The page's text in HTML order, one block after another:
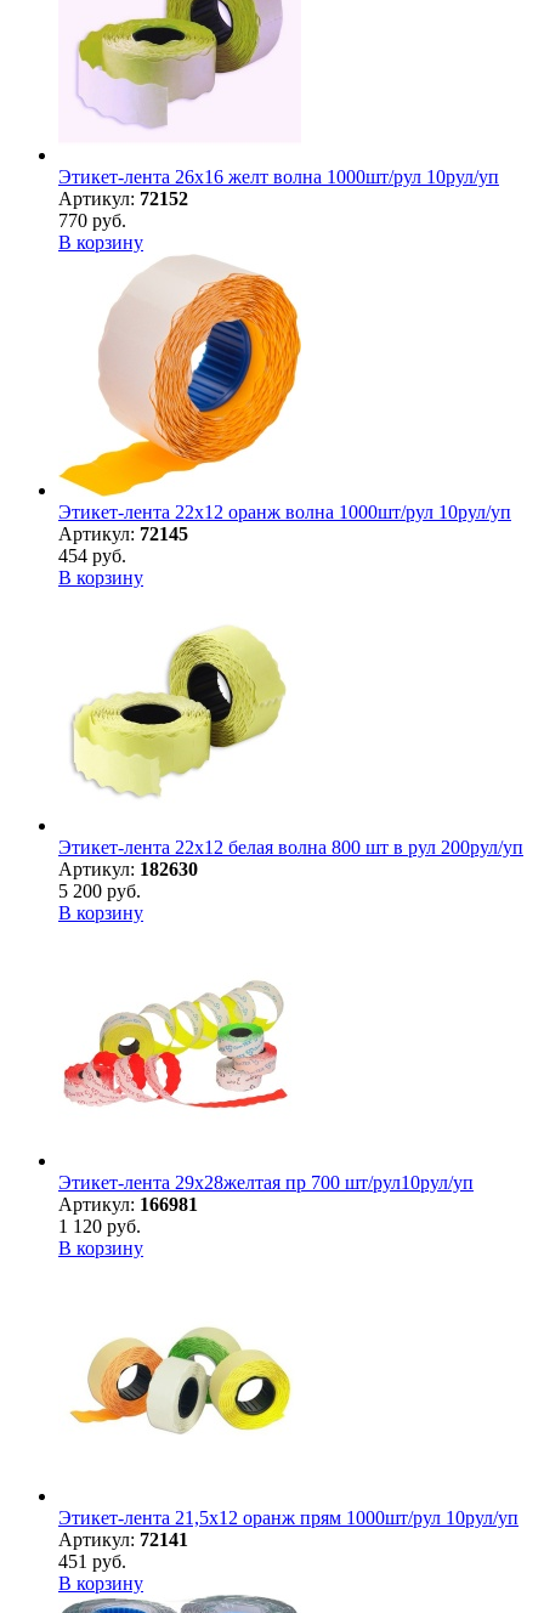
Этикет-лента 26х16 желт волна 1000шт/рул 10рул/уп
Артикул: 72152
770 руб.
В корзину
Этикет-лента 22х12 оранж волна 1000шт/рул 10рул/уп
Артикул: 72145
454 руб.
В корзину
Этикет-лента 22х12 белая волна 800 шт в рул 200рул/уп
Артикул: 182630
5 200 руб.
В корзину
Этикет-лента 29х28желтая пр 700 шт/рул10рул/уп
Артикул: 166981
1 120 руб.
В корзину
Этикет-лента 21,5х12 оранж прям 1000шт/рул 10рул/уп
Артикул: 72141
451 руб.
В корзину